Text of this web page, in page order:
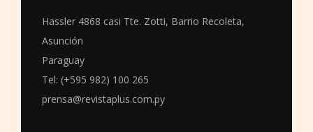
Hassler 4868 casi Tte. Zotti, Barrio Recoleta,
Asunción
Paraguay
Tel: (+595 982) 100 265
prensa@revistaplus.com.py